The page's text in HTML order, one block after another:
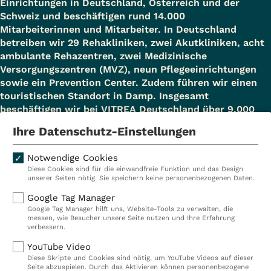
Einrichtungen in Deutschland, Österreich und der
Schweiz und beschäftigen rund 14.000
Mitarbeiterinnen und Mitarbeiter. In Deutschland
betreiben wir 29 Rehakliniken, zwei Akutkliniken, acht
ambulante Rehazentren, zwei Medizinische
Versorgungszentren (MVZ), neun Pflegeeinrichtungen
sowie ein Prevention Center. Zudem führen wir einen
touristischen Standort in Damp. Insgesamt
beschäftigen wir bei VITREA Deutschland über 9.000
Kliniken
Ambulant
Reha
Prävention
Karriere
VITREA Deutschland
Ihre Datenschutz-Einstellungen
Notwendige Cookies
Diese Cookies sind für die einwandfreie Funktion und das Design
unserer Seiten nötig. Sie speichern keine personenbezogenen Daten.
Google Tag Manager
Google Tag Manager hilft uns, Website-Tools zu verwalten, die
messen, wie Besucher unsere Seite nutzen und Ihre Erfahrung
verbessern.
YouTube Video
Diese Skripte und Cookies sind nötig, um YouTube Videos auf dieser
Seite abzuspielen. Durch das Aktivieren können personenbezogene